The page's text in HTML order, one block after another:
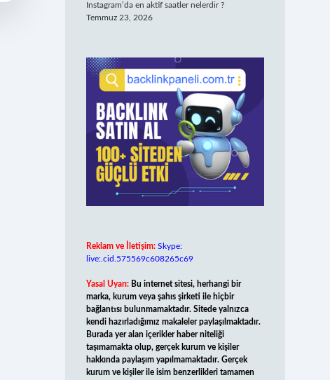
Instagram’da en aktif saatler nelerdir ?
Temmuz 23, 2026
Reklam ve İletişim: Skype:
live:.cid.575569c608265c69
Yasal Uyarı: Bu internet sitesi, herhangi bir
marka, kurum veya şahıs şirketi ile hiçbir
bağlantısı bulunmamaktadır. Sitede yalnızca
kendi hazırladığımız makaleler paylaşılmaktadır.
Burada yer alan içerikler haber niteliği
taşımamakta olup, gerçek kurum ve kişiler
hakkında paylaşım yapılmamaktadır. Gerçek
kurum ve kişiler ile isim benzerlikleri tamamen